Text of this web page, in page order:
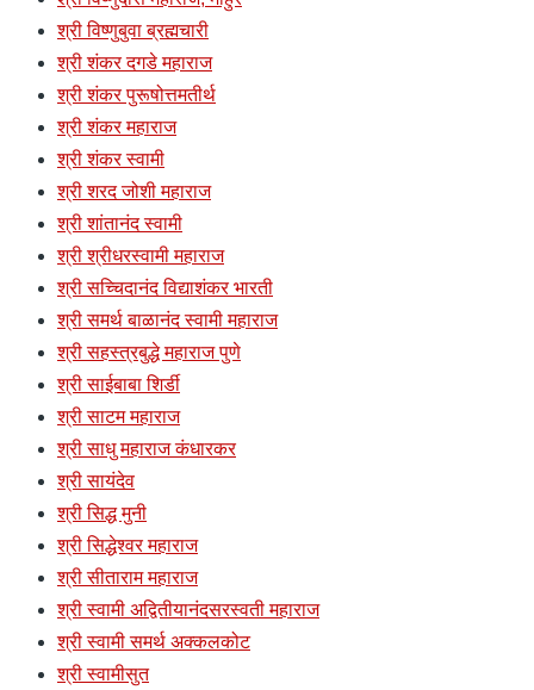
श्री विष्णुबुवा ब्रह्मचारी
श्री शंकर दगडे महाराज
श्री शंकर पुरूषोत्तमतीर्थ
श्री शंकर महाराज
श्री शंकर स्वामी
श्री शरद जोशी महाराज
श्री शांतानंद स्वामी
श्री श्रीधरस्वामी महाराज
श्री सच्चिदानंद विद्याशंकर भारती
श्री समर्थ बाळानंद स्वामी महाराज
श्री सहस्त्रबुद्धे महाराज पुणे
श्री साईबाबा शिर्डी
श्री साटम महाराज
श्री साधु महाराज कंधारकर
श्री सायंदेव
श्री सिद्ध मुनी
श्री सिद्धेश्वर महाराज
श्री सीताराम महाराज
श्री स्वामी अद्वितीयानंदसरस्वती महाराज
श्री स्वामी समर्थ अक्कलकोट
श्री स्वामीसुत